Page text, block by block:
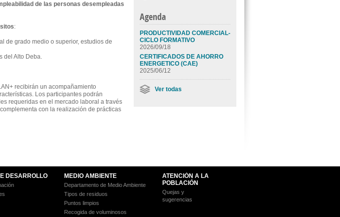
de las personas desempleadas
:
de grado medio o superior, estudios de
del Alto Deba.
recibirán un acompañamiento
Los participantes podrán
requeridas en el mercado laboral a través
con la realización de prácticas
Agenda
PRODUCTIVIDAD COMERCIAL-
CICLO FORMATIVO
2026/09/18
CERTIFICADOS DE AHORRO
ENERGETICO (CAE)
2025/06/12
Ver todas
DESARROLLO MEDIO AMBIENTE
Departamento de Medio Ambiente
Tipos de residuos
Puntos limpios
Recogida de voluminosos
ATENCIÓN A LA
POBLACIÓN
Quejas y
sugerencias